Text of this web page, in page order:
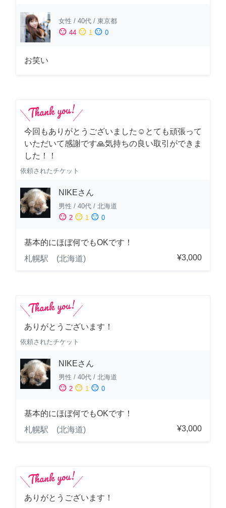
女性 / 40代 / 東京都
sentiment_satisfied 44 sentiment_neutral 1 sentiment_dissatisfied 0
お笑い
今回もありがとうございました☺️とても頑張って
いただいて感謝です🙏気持ちの良い取引ができま
した！！
依頼されたチケット
NIKEさん
男性 / 40代 / 北海道
sentiment_satisfied 2 sentiment_neutral 1 sentiment_dissatisfied 0
基本的にほぼ何でもOKです！
札幌駅 (北海道)
¥3,000
ありがとうございます！
依頼されたチケット
NIKEさん
男性 / 40代 / 北海道
sentiment_satisfied 2 sentiment_neutral 1 sentiment_dissatisfied 0
基本的にほぼ何でもOKです！
札幌駅 (北海道)
¥3,000
ありがとうございます！